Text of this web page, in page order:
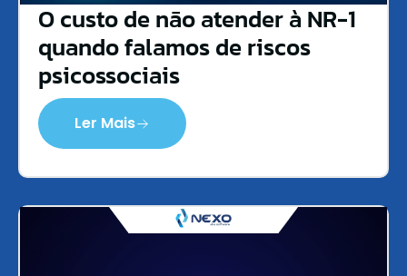
O custo de não atender à NR-1
quando falamos de riscos
psicossociais
Ler Mais